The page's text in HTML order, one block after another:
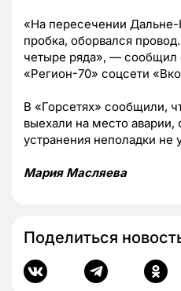
«На пересечении
пробка, оборвался
четыре ряда», — сообщил
«Регион-70» соцсети
В «Горсетях» сообщили,
выехали на место аварии,
устранения неполадки не
Мария Масляева
Поделиться